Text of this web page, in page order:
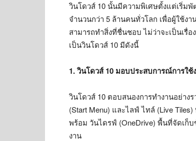
วินโดวส์ 10 นั้นมีความพิเศษตั้งแต่เริ่ม
จำนวนกว่า 5 ล้านคนทั่วโลก เพื่อผู้ใช้ง
สามารถทำสิ่งที่ชื่นชอบ ไม่ว่าจะเป็นเรื่
เป็นวินโดวส์ 10 มีดังนี้
1. วินโดวส์ 10 มอบประสบการณ์การใช้
วินโดวส์ 10 ตอบสนองการทำงานอย่าง
(Start Menu) และไลฟ์ ไทล์ (Live
พร้อม วันไดรฟ์ (OneDrive) พื้นที่จัดเก็
งาน